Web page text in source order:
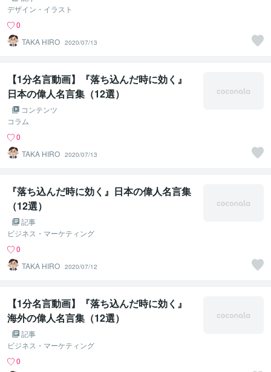
デザイン・イラスト
0
TAKA HIRO 2020/07/13
【1分名言動画】『落ち込んだ時に効く』
日本の偉人名言集（12選）
コンテンツ
コラム
0
TAKA HIRO 2020/07/13
『落ち込んだ時に効く』日本の偉人名言集
（12選）
記事
ビジネス・マーケティング
0
TAKA HIRO 2020/07/12
【1分名言動画】『落ち込んだ時に効く』
海外の偉人名言集（12選）
記事
ビジネス・マーケティング
0